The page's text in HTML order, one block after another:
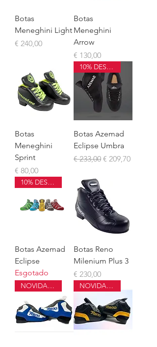
Botas
Meneghini Light
Preço
€ 240,00
Botas
Meneghini
Arrow
Preço
€ 130,00
Botas
Meneghini
Sprint
Preço
€ 80,00
10% DESCONTO
Botas Azemad
Eclipse Umbra
Preço normal
€ 233,00 Preço
€ 209,70
10% DESCONTO
Botas Azemad
Eclipse
Esgotado
Botas Reno
Milenium Plus 3
Preço
€ 230,00
NOVIDADE NOVIDADE